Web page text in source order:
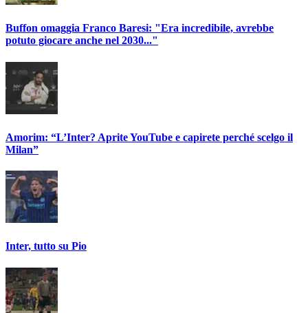
Buffon omaggia Franco Baresi: "Era incredibile, avrebbe
potuto giocare anche nel 2030..."
Amorim: “L’Inter? Aprite YouTube e capirete perché scelgo il
Milan”
Inter, tutto su Pio